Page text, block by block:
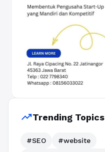
trending_upTrending Topics
#SEO
#website